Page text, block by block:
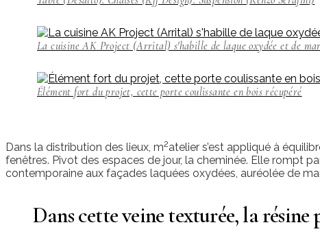
La cuisine AK Project (Arrital) s'habille de laque oxydée et de
Élément fort du projet, cette porte coulissante en bois récupéré
Dans la distribution des lieux, m2atelier s’est appliqué à
fenêtres. Pivot des espaces de jour, la cheminée. Elle rompt
contemporaine aux façades laquées oxydées, auréolée de
Dans cette veine texturée, la résine